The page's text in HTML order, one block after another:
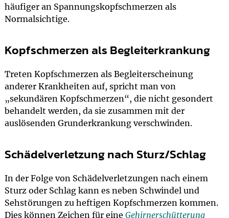
häufiger an Spannungskopfschmerzen als
Normalsichtige.
Kopfschmerzen als Begleiterkrankung
Treten Kopfschmerzen als Begleiterscheinung
anderer Krankheiten auf, spricht man von
„sekundären Kopfschmerzen“, die nicht gesondert
behandelt werden, da sie zusammen mit der
auslösenden Grunderkrankung verschwinden.
Schädelverletzung nach Sturz/Schlag
In der Folge von Schädelverletzungen nach einem
Sturz oder Schlag kann es neben Schwindel und
Sehstörungen zu heftigen Kopfschmerzen kommen.
Dies können Zeichen für eine Gehirnerschütterung